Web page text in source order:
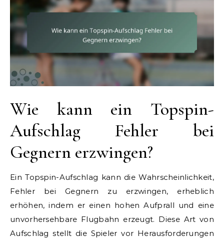
Wie kann ein Topspin-
Aufschlag Fehler bei
Gegnern erzwingen?
Ein Topspin-Aufschlag kann die Wahrscheinlichkeit,
Fehler bei Gegnern zu erzwingen, erheblich
erhöhen, indem er einen hohen Aufprall und eine
unvorhersehbare Flugbahn erzeugt. Diese Art von
Aufschlag stellt die Spieler vor Herausforderungen